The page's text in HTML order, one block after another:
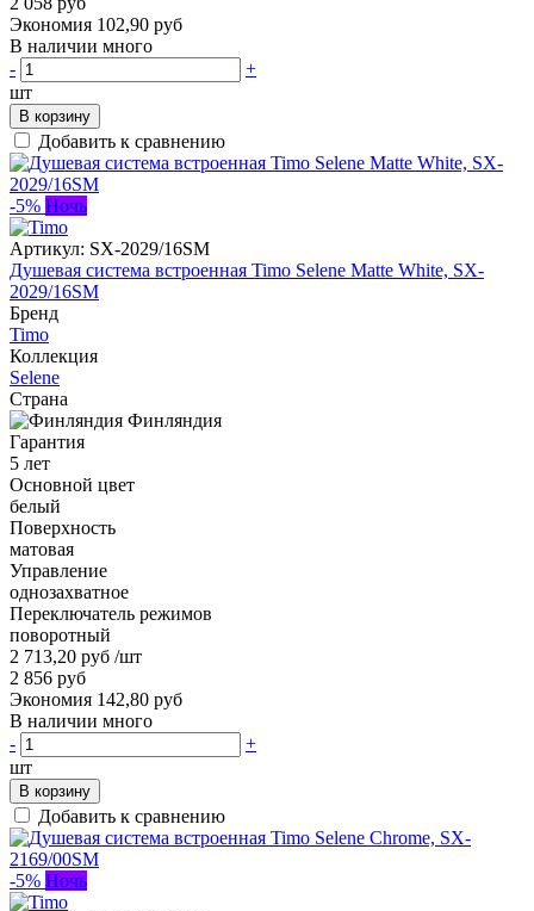
Экономия 102,90 руб
В наличии много
-
+
шт
В корзину
Добавить к сравнению
-5% Ночь
Артикул: SX-2029/16SM
Душевая система встроенная Timo Selene Matte White, SX-
2029/16SM
Бренд
Timo
Коллекция
Selene
Страна
Финляндия
Гарантия
5 лет
Основной цвет
белый
Поверхность
матовая
Управление
однозахватное
Переключатель режимов
поворотный
2 713,20 руб /шт
2 856 руб
Экономия 142,80 руб
В наличии много
-
+
шт
В корзину
Добавить к сравнению
-5% Ночь